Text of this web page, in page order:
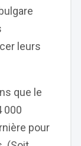
leurs
que le
000
pour